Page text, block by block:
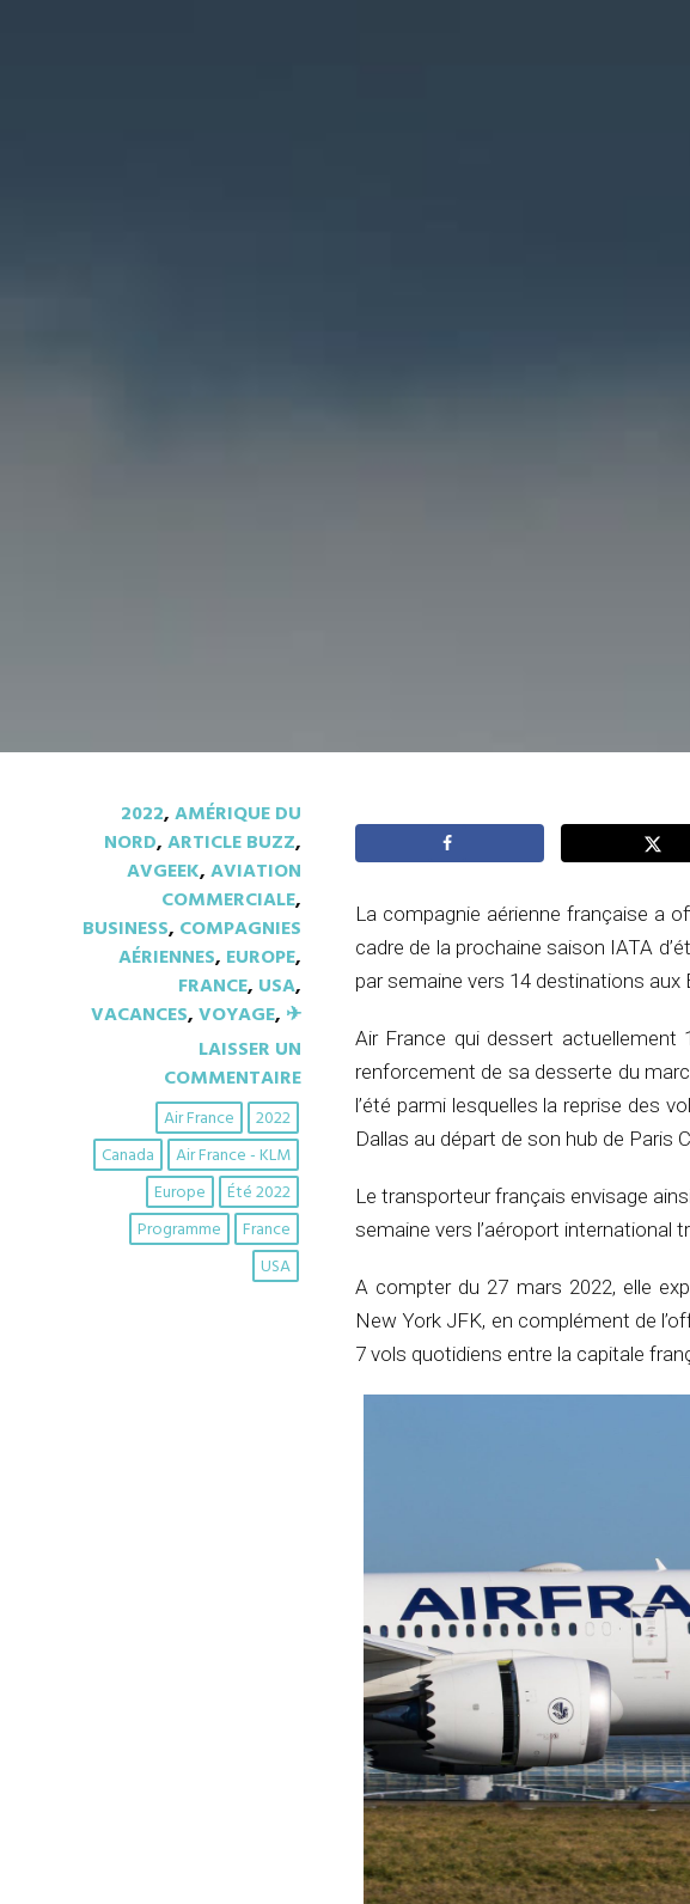
2022,AMÉRIQUE DU
NORD,ARTICLE BUZZ,
AVGEEK,AVIATION
COMMERCIALE,
BUSINESS, COMPAGNIES
AÉRIENNES, EUROPE,
FRANCE, USA,
VACANCES,VOYAGE, ✈︎
LAISSER UN
COMMENTAIRE
2022
Air France
Air France - KLM
Canada
Été 2022
Europe
France
Programme
USA
La compagnie aérienne française a
cadre de la prochaine saison IATA
par semaine vers 14 destinations aux
Air France qui dessert actuellement
renforcement de sa desserte du
l’été parmi lesquelles la reprise des
Dallas au départ de son hub de Paris
Le transporteur français envisage
semaine vers l’aéroport international
A compter du 27 mars 2022, elle
New York JFK, en complément de
7 vols quotidiens entre la capitale